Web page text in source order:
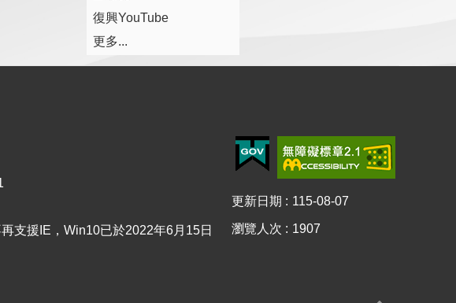
復興YouTube
更多...
支援IE，Win10已於2022年6月15日
更新日期 115-08-07
瀏覽人次 1907